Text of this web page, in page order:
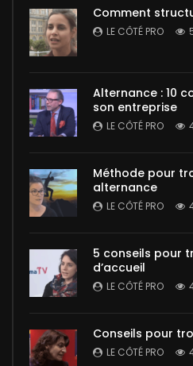
Comment
LE CÔTÉ PRO
Alternance : 10
son entreprise
LE CÔTÉ PRO
Méthode pour
alternance
LE CÔTÉ PRO
5 conseils pour
d’accueil
LE CÔTÉ PRO
Conseils pour
LE CÔTÉ PRO